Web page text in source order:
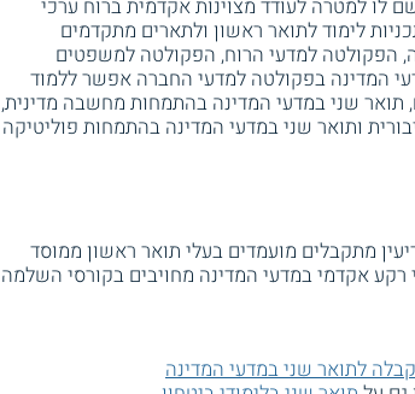
לו למטרה לעודד מצוינות אקדמית ברוח ערכי
לימוד לתואר ראשון ולתארים מתקדמים
הפקולטה למדעי הרוח, הפקולטה למשפטים
המדינה בפקולטה למדעי החברה אפשר ללמוד
תואר שני במדעי המדינה בהתמחות מחשבה מדינית,
ותואר שני במדעי המדינה בהתמחות פוליטיקה
מתקבלים מועמדים בעלי תואר ראשון ממוסד
ומעלה. מועמדים חסרי רקע אקדמי במדעי המדינה מחויבים בקורסי השלמה
לתואר שני במדעי המדינה